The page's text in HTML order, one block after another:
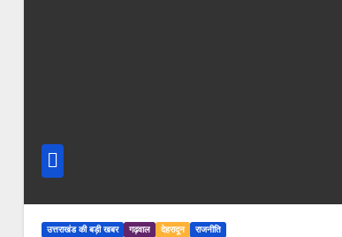
उत्तराखंड की बड़ी खबर गढ़वाल देहरादून राजनीति